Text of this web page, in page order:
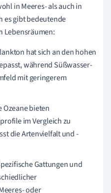
in Meeres- als auch in
es gibt bedeutende
Lebensräumen:
hat sich an den hohen
während Süßwasser-
mit geringerem
bieten
im Vergleich zu
die Artenvielfalt und -
Gattungen und
oder